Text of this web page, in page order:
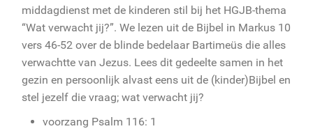
middagdienst met de kinderen stil bij het HGJB-thema
“Wat verwacht jij?”. We lezen uit de Bijbel in Markus 10
vers 46-52 over de blinde bedelaar Bartimeüs die alles
verwachtte van Jezus. Lees dit gedeelte samen in het
gezin en persoonlijk alvast eens uit de (kinder)Bijbel en
stel jezelf die vraag; wat verwacht jij?
voorzang Psalm 116: 1